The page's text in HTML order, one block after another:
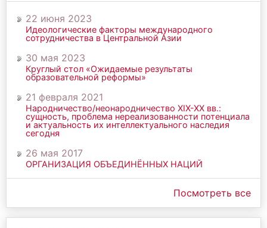
22 июня 2023
Идеологические факторы международного
сотрудничества в Центральной Азии
30 мая 2023
Круглый стол «Ожидаемые результаты
образовательной реформы»
21 февраля 2021
Народничество/неонародничество ХIХ-ХХ вв.:
сущность, проблема нереализованности потенциала
и актуальность их интеллектуального наследия
сегодня
26 мая 2017
ОРГАНИЗАЦИЯ ОБЪЕДИНЁННЫХ НАЦИЙ
Посмотреть все